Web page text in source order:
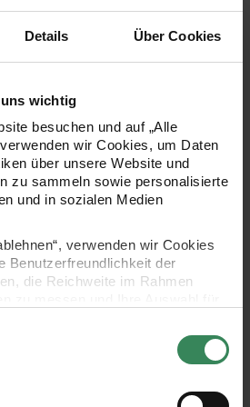
Details Über Cookies
wichtig
besuchen und auf „Alle
wir Cookies, um Daten
über unsere Website und
zu sammeln sowie personalisierte
und in sozialen Medien
verwenden wir Cookies
Benutzerfreundlichkeit der
die Reichweite im Rahmen
und kann jederzeit über den
im Fußbereich der Seite
und den Empfängern der
Hersteller:
Rico Design
Flachzange glatt lang